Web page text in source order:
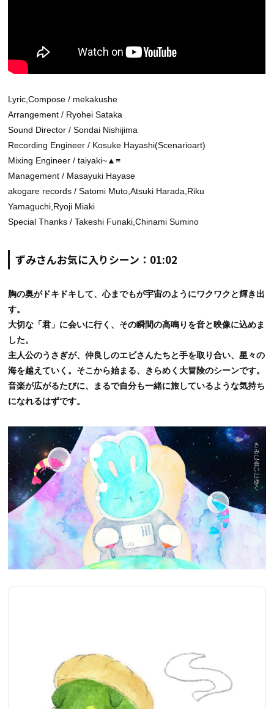
Lyric,Compose / mekakushe
Arrangement / Ryohei Sataka
Sound Director / Sondai Nishijima
Recording Engineer / Kosuke Hayashi(Scenarioart)
Mixing Engineer / taiyaki~▲≡
Management / Masayuki Hayase
akogare records / Satomi Muto,Atsuki Harada,Riku
Yamaguchi,Ryoji Miaki
Special Thanks / Takeshi Funaki,Chinami Sumino
ずみさんお気に入りシーン：01:02
胸の奥がドキドキして、心までもが宇宙のようにワクワクと輝き出
す。
大切な「君」に会いに行く、その瞬間の高鳴りを音と映像に込めま
した。
主人公のうさぎが、仲良しのエビさんたちと手を取り合い、星々の
海を越えていく。そこから始まる、きらめく大冒険のシーンです。
音楽が広がるたびに、まるで自分も一緒に旅しているような気持ち
になれるはずです。